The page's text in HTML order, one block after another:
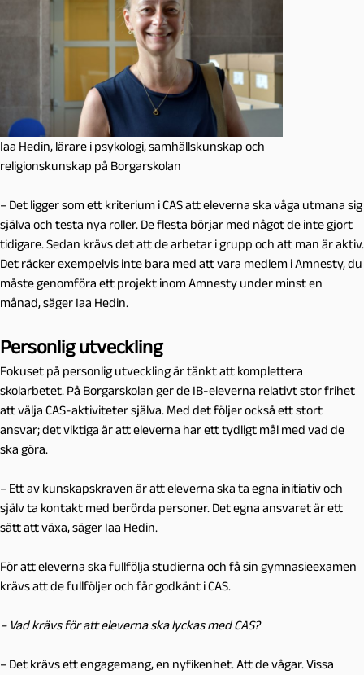
Iaa Hedin, lärare i psykologi, samhällskunskap och
religionskunskap på Borgarskolan
– Det ligger som ett kriterium i CAS att eleverna ska våga utmana sig
själva och testa nya roller. De flesta börjar med något de inte gjort
tidigare. Sedan krävs det att de arbetar i grupp och att man är aktiv.
Det räcker exempelvis inte bara med att vara medlem i Amnesty, du
måste genomföra ett projekt inom Amnesty under minst en
månad, säger Iaa Hedin.
Personlig utveckling
Fokuset på personlig utveckling är tänkt att komplettera
skolarbetet. På Borgarskolan ger de IB-eleverna relativt stor frihet
att välja CAS-aktiviteter själva. Med det följer också ett stort
ansvar; det viktiga är att eleverna har ett tydligt mål med vad de
ska göra.
– Ett av kunskapskraven är att eleverna ska ta egna initiativ och
själv ta kontakt med berörda personer. Det egna ansvaret är ett
sätt att växa, säger Iaa Hedin.
För att eleverna ska fullfölja studierna och få sin gymnasieexamen
krävs att de fullföljer och får godkänt i CAS.
– Vad krävs för att eleverna ska lyckas med CAS?
– Det krävs ett engagemang, en nyfikenhet. Att de vågar. Vissa